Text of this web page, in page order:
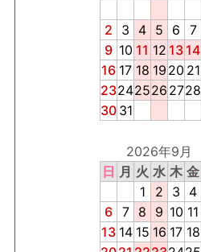
2
3 4 5 6 7
9 10 11 12 13 14
16 17 18 19 20 21
23242526 2728
30 31
2026年9月
日 月 火 水 木 金
1
2 3 4
6 7 8 9 10 11
13 14 15 16 17 18